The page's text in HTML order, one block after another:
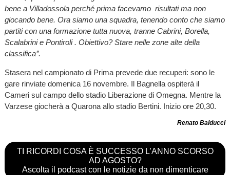
bene a Villadossola perché prima facevamo risultati ma non
giocando bene. Ora siamo una squadra, tenendo conto che siamo
partiti con una formazione tutta nuova, tranne Cabrini, Borella,
Scalabrini e Pontiroli . Obiettivo? Stare nelle zone alte della
classifica’’.
Stasera nel campionato di Prima prevede due recuperi: sono le
gare rinviate domenica 16 novembre. Il Bagnella ospiterà il
Cameri sul campo dello stadio Liberazione di Omegna. Mentre la
Varzese giocherà a Quarona allo stadio Bertini. Inizio ore 20,30.
Renato Balducci
TI RICORDI COSA È SUCCESSO L’ANNO SCORSO
AD AGOSTO?
Ascolta il podcast con le notizie da non dimenticare